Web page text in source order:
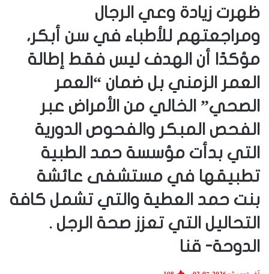
ظهرت زيادة وعي الرجال
ومراجعتهم للأطباء في سن أبكر،
مؤكدًا أن الهدف ليس فقط إطالة
العمر الزمني بل ضمان “العمر
الصحي” الخالي من الأمراض عبر
الفحص المبكر والفحوص الدورية
التي بدأت مؤسسة حمد الطبية
تطبيقها في مستشفى عائشة
بنت حمد العطية والتي تشمل كافة
التحاليل التي تعزز صحة الرجل .